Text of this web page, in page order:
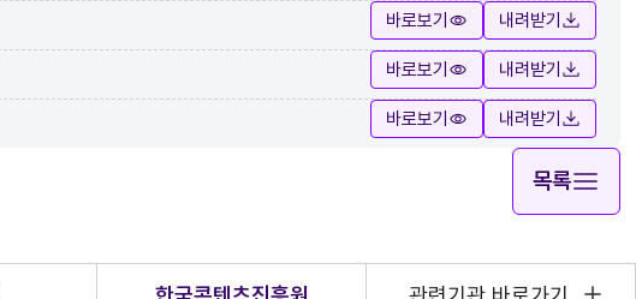
바로보기 내려받기
바로보기 내려받기
바로보기 내려받기
목록